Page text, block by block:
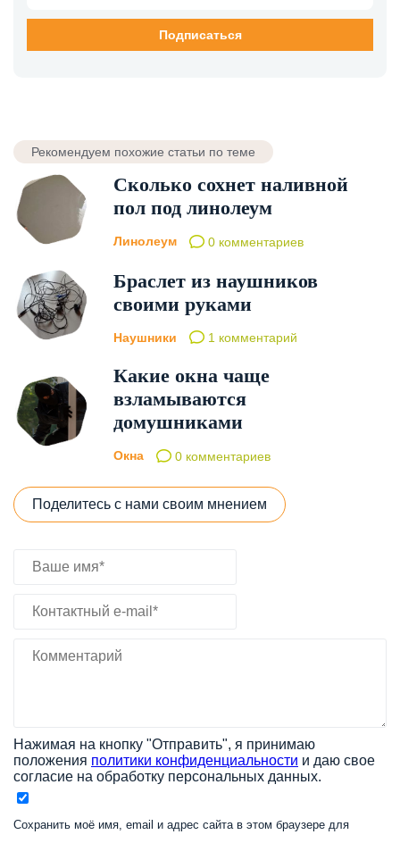
Рекомендуем похожие статьи по теме
Сколько сохнет наливной
пол под линолеум
Линолеум 0 комментариев
Браслет из наушников
своими руками
Наушники 1 комментарий
Какие окна чаще
взламываются
домушниками
Окна 0 комментариев
Поделитесь с нами своим мнением
Нажимая на кнопку "Отправить", я принимаю
положения политики конфиденциальности и даю свое
согласие на обработку персональных данных.
Сохранить моё имя, email и адрес сайта в этом браузере для